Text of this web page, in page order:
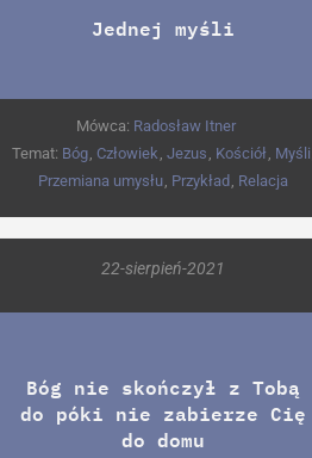
Jednej myśli
Mówca: Radosław Itner
Temat: Bóg Człowiek Jezus Kościół Myśli
Przemiana umysłu Przykład Relacja
22-sierpień-2021
Bóg nie skończył z Tobą
do póki nie zabierze Cię
do domu